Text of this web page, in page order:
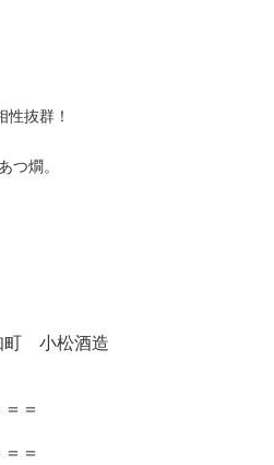
抜群！
つ燗。
町 小松酒造
＝
＝